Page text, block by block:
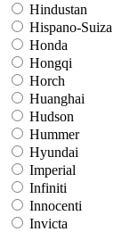
Hindustan
Hispano-Suiza
Honda
Hongqi
Horch
Huanghai
Hudson
Hummer
Hyundai
Imperial
Infiniti
Innocenti
Invicta